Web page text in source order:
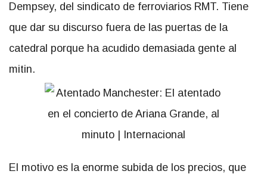
Dempsey, del sindicato de ferroviarios RMT. Tiene
que dar su discurso fuera de las puertas de la
catedral porque ha acudido demasiada gente al
mitin.
El motivo es la enorme subida de los precios, que